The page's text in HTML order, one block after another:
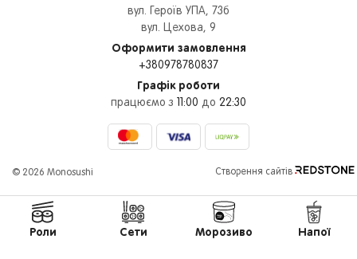
вул. Героїв УПА, 73б
вул. Цехова, 9
Оформити замовлення
+380978780837
Графік роботи
працюємо з 11:00 до 22:30
© 2026 Monosushi Створення сайтів REDSTONE
Роли Сети Морозиво Напої